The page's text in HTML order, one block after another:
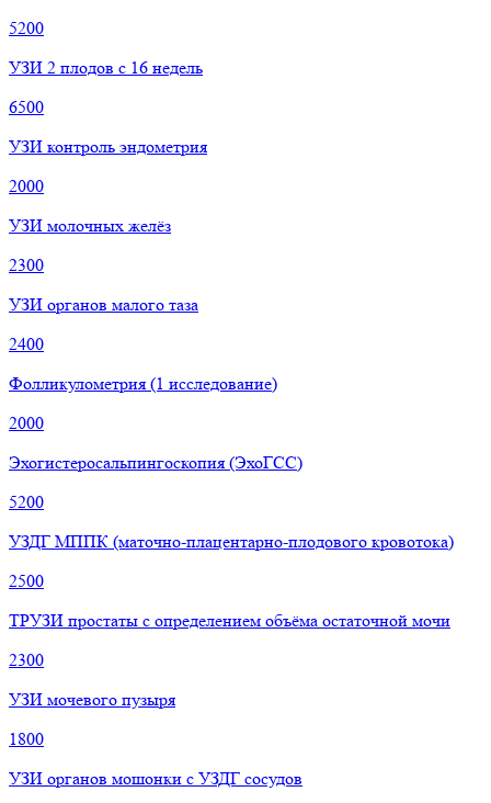
5200
УЗИ 2 плодов с 16 недель
6500
УЗИ контроль эндометрия
2000
УЗИ молочных желёз
2300
УЗИ органов малого таза
2400
Фолликулометрия (1 исследование)
2000
Эхогистеросальпингоскопия (ЭхоГСС)
5200
УЗДГ МППК (маточно-плацентарно-плодового кровотока)
2500
ТРУЗИ простаты с определением объёма остаточной мочи
2300
УЗИ мочевого пузыря
1800
УЗИ органов мошонки с УЗДГ сосудов